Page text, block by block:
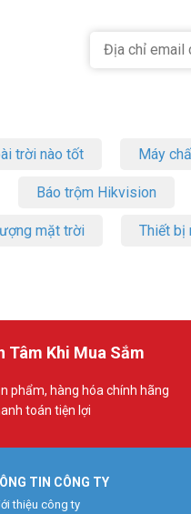
trời nào tốt Máy
Báo trộm Hikvision
mặt trời Thiết bị
Tâm Khi Mua Sắm
phẩm, hàng hóa chính hãng
toán tiện lợi
TIN CÔNG TY
thiệu công ty